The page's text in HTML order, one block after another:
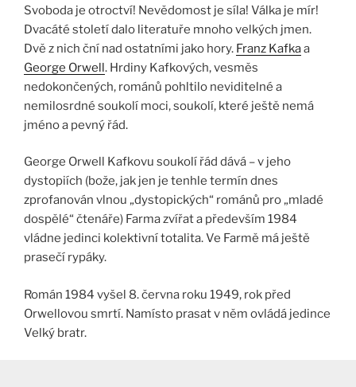
Svoboda je otroctví! Nevědomost je síla! Válka je mír!
Dvacáté století dalo literatuře mnoho velkých jmen.
Dvě z nich ční nad ostatními jako hory. Franz Kafkaa
George Orwell. Hrdiny Kafkových, vesměs
nedokončených, románů pohltilo neviditelné a
nemilosrdné soukolí moci, soukolí, které ještě nemá
jméno a pevný řád.
George Orwell Kafkovu soukolí řád dává – v jeho
dystopiích (bože, jak jen je tenhle termín dnes
zprofanován vlnou „dystopických“ románů pro „mladé
dospělé“ čtenáře) Farma zvířat a především 1984
vládne jedinci kolektivní totalita. Ve Farmě má ještě
prasečí rypáky.
Román 1984 vyšel 8. června roku 1949, rok před
Orwellovou smrtí. Namísto prasat v něm ovládá jedince
Velký bratr.